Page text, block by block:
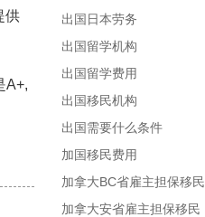
供
A+,
出国日本劳务
出国留学机构
出国留学费用
出国移民机构
出国需要什么条件
加国移民费用
加拿大BC省雇主担保移民
加拿大安省雇主担保移民